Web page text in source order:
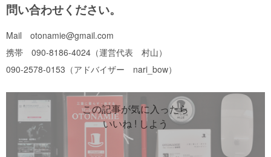
問い合わせください。
Mail otonamie@gmail.com
携帯 090-8186-4024（運営代表 村山）
090-2578-0153（アドバイザー nari_bow）
この記事が気に入ったら
いいね ! しよう